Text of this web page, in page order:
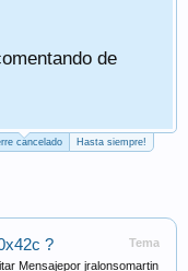
de
cancelado Hasta siempre!
Tema
?
Mensajepor jralonsomartin